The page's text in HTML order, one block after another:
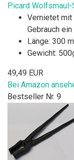
Picard
Vernietet mit
Gebrauch
Länge: 300
Gewicht:
49,49 EUR
Bei Amazon
Bestseller Nr. 9